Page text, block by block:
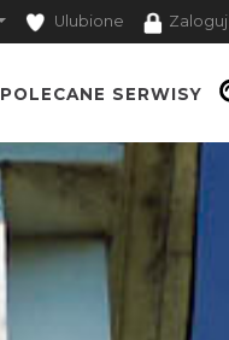
Ulubione Zaloguj
POLECANE SERWISY